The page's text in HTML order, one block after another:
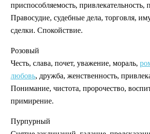
приспособляемость, привлекательность,
Правосудие, судебные дела, торговля,
сделки. Спокойствие.
Розовый
Честь, слава, почет, уважение, мораль,
любовь, дружба, женственность,
Понимание, чистота, пророчество,
примирение.
Пурпурный